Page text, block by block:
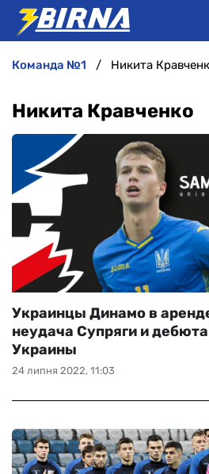
ІНТЕРВ'Ю
РІЗНЕ
БУКМЕКЕРИ
команда №1 Никита
Никита Кравченко
24 липня 2022, 11:03
Украинцы Динамо в
неудача Супряги и
Украины